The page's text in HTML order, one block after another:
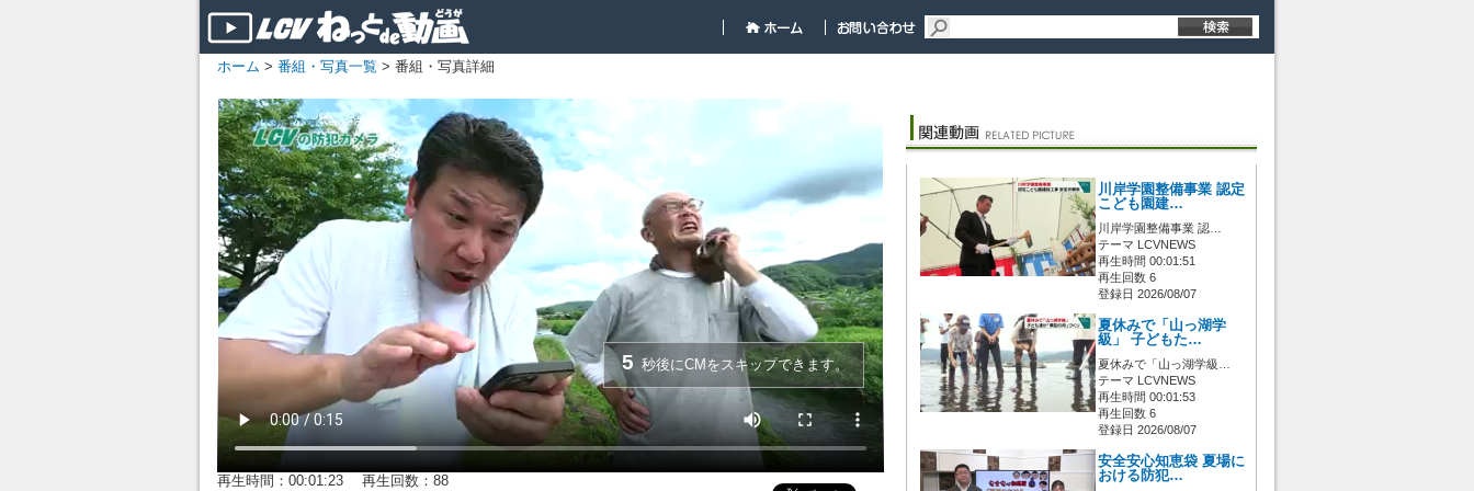
ホーム > 番組・写真一覧 > 番組・写真詳細
5 秒後にCMをスキップできます。
再生時間：00:01:23 再生回数：88
川岸学園整備事業 認定
こども園建…
川岸学園整備事業 認…
テーマ LCVNEWS
再生時間 00:01:51
再生回数 6
登録日 2026/08/07
夏休みで「山っ湖学
級」 子どもた…
夏休みで「山っ湖学級…
テーマ LCVNEWS
再生時間 00:01:53
再生回数 6
登録日 2026/08/07
安全安心知恵袋 夏場に
おける防犯…